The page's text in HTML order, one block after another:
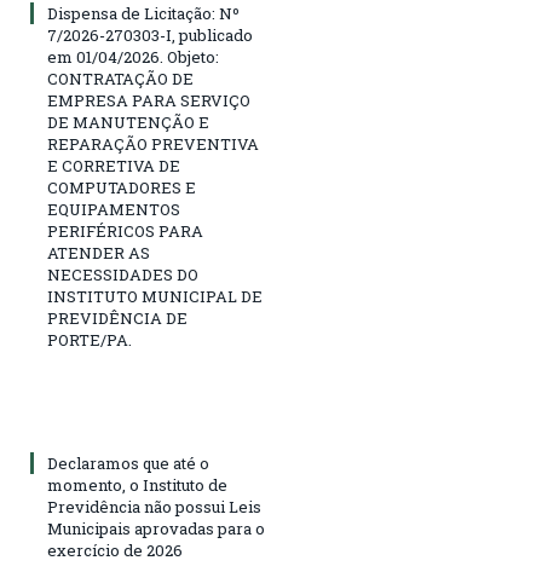
Dispensa de Licitação: Nº
7/2026-270303-I, publicado
em 01/04/2026. Objeto:
CONTRATAÇÃO DE
EMPRESA PARA SERVIÇO
DE MANUTENÇÃO E
REPARAÇÃO PREVENTIVA
E CORRETIVA DE
COMPUTADORES E
EQUIPAMENTOS
PERIFÉRICOS PARA
ATENDER AS
NECESSIDADES DO
INSTITUTO MUNICIPAL DE
PREVIDÊNCIA DE
PORTE/PA.
Declaramos que até o
momento, o Instituto de
Previdência não possui Leis
Municipais aprovadas para o
exercício de 2026